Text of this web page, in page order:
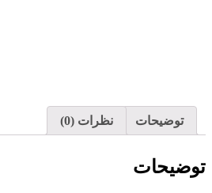
توضیحات نظرات (0)
توضیحات